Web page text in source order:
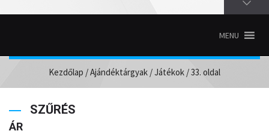
MENU
Kezdőlap /Ajándéktárgyak /Játékok / 33. oldal
SZŰRÉS
ÁR